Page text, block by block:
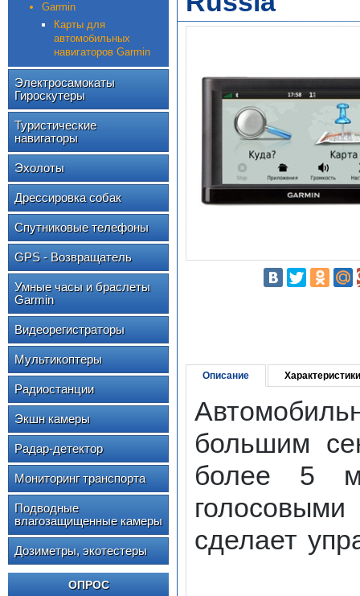
Garmin
Карты для
автомобильных
навигаторов Garmin
Электросамокаты
Гироскутеры
Туристические
навигаторы
Эхолоты
Дрессировка собак
Спутниковые телефоны
GPS - Возвращатель
Умные часы и браслеты
Garmin
Видеорегистраторы
Мультикоптеры
Радиостанции
Экшн камеры
Радар-детектор
Мониторинг транспорта
Подводные
влагозащищенные камеры
Дозиметры, экотестеры
ОПРОС
Описание Характеристики
большим
более 5
сделает